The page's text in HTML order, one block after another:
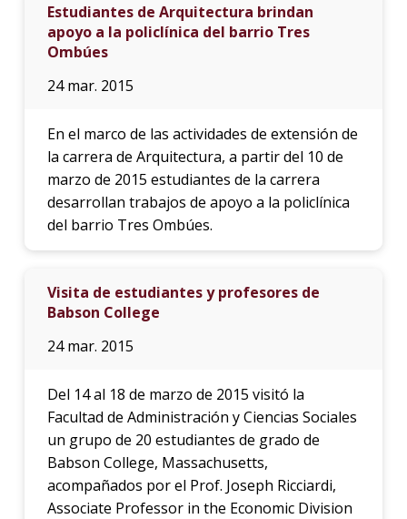
Estudiantes de Arquitectura brindan
apoyo a la policlínica del barrio Tres
Ombúes
24 mar. 2015
En el marco de las actividades de extensión de
la carrera de Arquitectura, a partir del 10 de
marzo de 2015 estudiantes de la carrera
desarrollan trabajos de apoyo a la policlínica
del barrio Tres Ombúes.
Visita de estudiantes y profesores de
Babson College
24 mar. 2015
Del 14 al 18 de marzo de 2015 visitó la
Facultad de Administración y Ciencias Sociales
un grupo de 20 estudiantes de grado de
Babson College, Massachusetts,
acompañados por el Prof. Joseph Ricciardi,
Associate Professor in the Economic Division